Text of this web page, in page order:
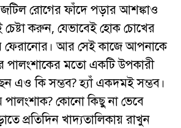
রোগের ফাঁদে পড়ার আশঙ্কাও
চেষ্টা করুন, যেভাবেই হোক চোখের
ফেরানোর। আর সেই কাজে আপনাকে
পালংশাকের মতো একটি উপকারী
এও কি সম্ভব? হ্যাঁ একদমই সম্ভব।
কোনো কিছু না ভেবে
প্রতিদিন খাদ্যতালিকায় রাখুন